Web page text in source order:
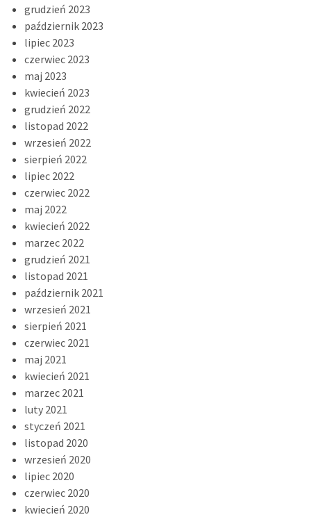
grudzień 2023
październik 2023
lipiec 2023
czerwiec 2023
maj 2023
kwiecień 2023
grudzień 2022
listopad 2022
wrzesień 2022
sierpień 2022
lipiec 2022
czerwiec 2022
maj 2022
kwiecień 2022
marzec 2022
grudzień 2021
listopad 2021
październik 2021
wrzesień 2021
sierpień 2021
czerwiec 2021
maj 2021
kwiecień 2021
marzec 2021
luty 2021
styczeń 2021
listopad 2020
wrzesień 2020
lipiec 2020
czerwiec 2020
kwiecień 2020